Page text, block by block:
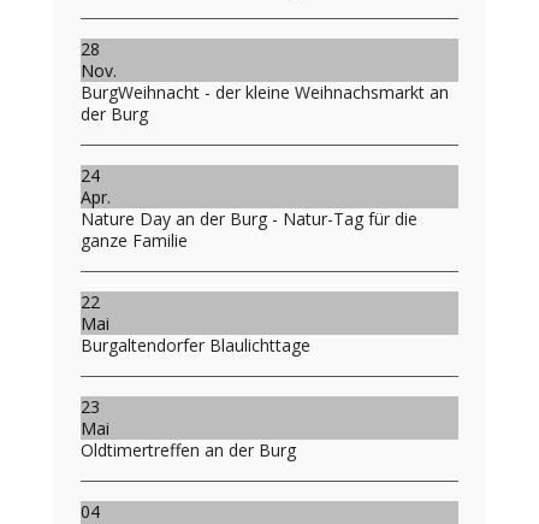
28
Nov.
BurgWeihnacht - der kleine Weihnachsmarkt an
der Burg
24
Apr.
Nature Day an der Burg - Natur-Tag für die
ganze Familie
22
Mai
Burgaltendorfer Blaulichttage
23
Mai
Oldtimertreffen an der Burg
04